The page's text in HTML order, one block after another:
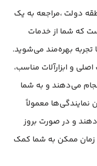
دولت ،مراجعه به یک
که شما از خدمات
بهره‌مند می‌شوید.
و ابزارآلات مناسب،
می‌دهند و به شما
نمایندگی‌ها معمولاً
و در صورت بروز
زمان ممکن به شما کمک